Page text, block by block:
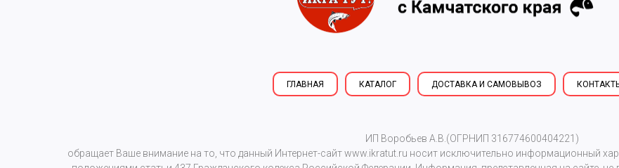
ГЛАВНАЯ КАТАЛОГ ДОСТАВКА И САМОВЫВОЗ
ИП Воробьев А.В.(ОГРНИП 316774600404221)
обращает Ваше внимание на то, что данный Интернет-сайтwww.ikratut.ru носит исключительно информационный